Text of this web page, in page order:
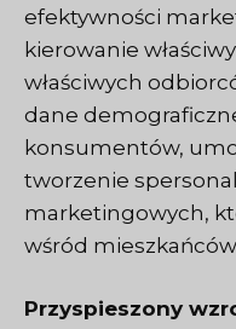
efektywności
kierowanie
właściwych
dane
konsumentów,
tworzenie
marketingowych,
wśród
Przyspieszony